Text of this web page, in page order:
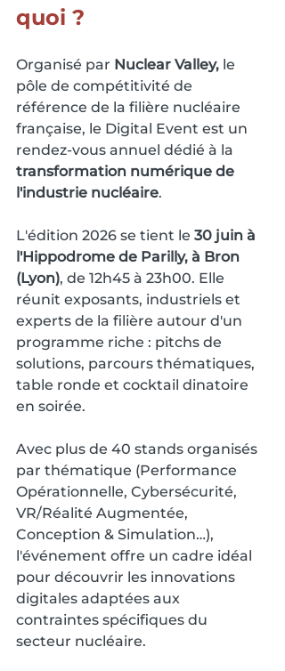
quoi ?
Organisé par Nuclear Valley, le
pôle de compétitivité de
référence de la filière nucléaire
française, le Digital Event est un
rendez-vous annuel dédié à la
transformation numérique de
l'industrie nucléaire.
L'édition 2026 se tient le 30 juin à
l'Hippodrome de Parilly, à Bron
(Lyon), de 12h45 à 23h00. Elle
réunit exposants, industriels et
experts de la filière autour d'un
programme riche : pitchs de
solutions, parcours thématiques,
table ronde et cocktail dinatoire
en soirée.
Avec plus de 40 stands organisés
par thématique (Performance
Opérationnelle, Cybersécurité,
VR/Réalité Augmentée,
Conception & Simulation…),
l'événement offre un cadre idéal
pour découvrir les innovations
digitales adaptées aux
contraintes spécifiques du
secteur nucléaire.